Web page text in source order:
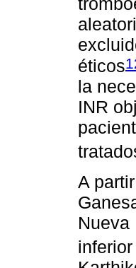
éticos
la
INR
A
Nueva